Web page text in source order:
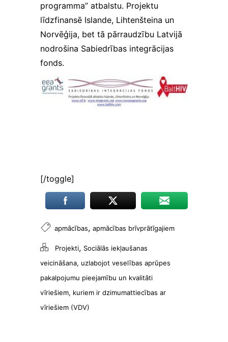
programma” atbalstu. Projektu
līdzfinansē Islande, Lihtenšteina un
Norvēģija, bet tā pārraudzību Latvijā
nodrošina Sabiedrības integrācijas
fonds.
[/toggle]
apmācības, apmācības brīvprātīgajiem
Projekti, Sociālās iekļaušanas
veicināšana, uzlabojot veselības aprūpes
pakalpojumu pieejamību un kvalitāti
vīriešiem, kuriem ir dzimumattiecības ar
vīriešiem (VDV)